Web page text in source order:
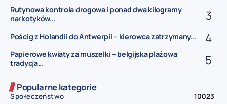
Rutynowa kontrola drogowa i ponad dwa kilogramy
narkotyków...
Pościg z Holandii do Antwerpii – kierowca zatrzymany...
Papierowe kwiaty za muszelki – belgijska plażowa
tradycja...
Popularne kategorie
Społeczeństwo
10023